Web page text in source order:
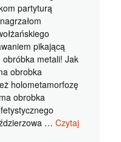
partyturą
pikającą
metali! Jak
obrobka
holometamorfozę
obrobka
… Czytaj